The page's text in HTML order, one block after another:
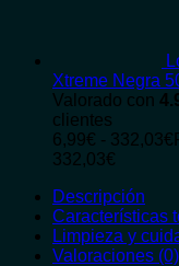
Xtreme Negra
Valorado con
clientes
6,99€ - 332,03€
332,03€
Descripción
Características
Limpieza y
Valoraciones (0)